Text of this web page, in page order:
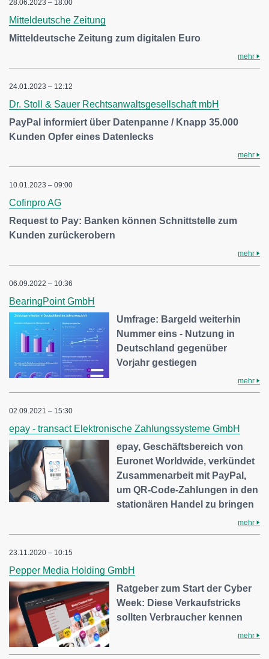
28.06.2023 – 18:00
Mitteldeutsche Zeitung
Mitteldeutsche Zeitung zum digitalen Euro
mehr
24.01.2023 – 12:12
Dr. Stoll & Sauer Rechtsanwaltsgesellschaft mbH
PayPal informiert über Datenpanne / Knapp 35.000
Kunden Opfer eines Datenlecks
mehr
10.01.2023 – 09:00
Cofinpro AG
Request to Pay: Banken können Schnittstelle zum
Kunden zurückerobern
mehr
06.09.2022 – 10:36
BearingPoint GmbH
Umfrage: Bargeld weiterhin
Nummer eins - Nutzung in
Deutschland gegenüber
Vorjahr gestiegen
mehr
02.09.2021 – 15:30
epay - transact Elektronische Zahlungssysteme GmbH
epay, Geschäftsbereich von
Euronet Worldwide, verkündet
Zusammenarbeit mit PayPal,
um QR-Code-Zahlungen in den
stationären Handel zu bringen
mehr
23.11.2020 – 10:15
Pepper Media Holding GmbH
Ratgeber zum Start der Cyber
Week: Diese Verkaufstricks
sollten Verbraucher kennen
mehr